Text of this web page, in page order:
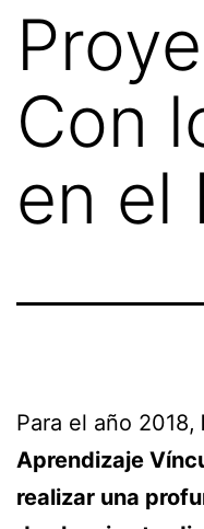
Con
en el
Para el año 2018,
Aprendizaje
realizar una